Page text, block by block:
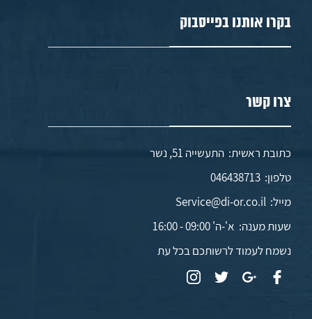
בקרו אותנו בפייסבוק
צרו קשר
כתובת ראשית: התעשייה 51, נשר
טלפון:046438713
מייל:Service@di-or.co.il
שעות מענה: א'-ה' 09:00 - 16:00
נשמח לעמוד לרשותכם בכל עת